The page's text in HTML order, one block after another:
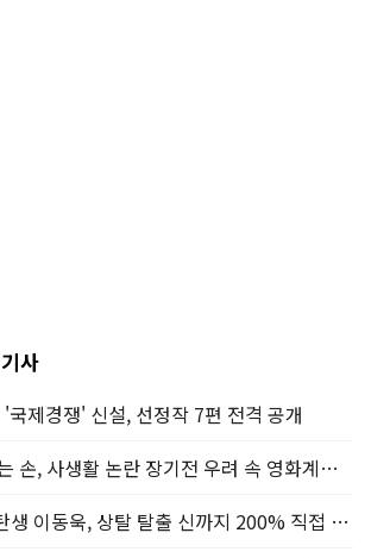
사
제경쟁' 신설, 선정작 7편 전격 공개
황정민을 흔드는 손, 사생활 논란 장기전 우려 속 영화계도 리스크
'액션 가이' 재탄생 이동욱, 상탈 탈출 신까지 200% 직접 소화